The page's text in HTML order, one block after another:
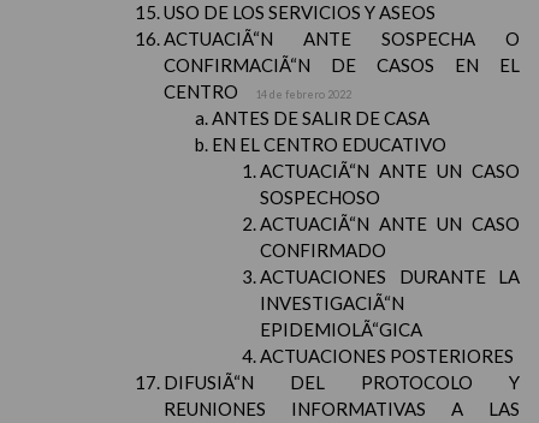
USO DE LOS SERVICIOS Y ASEOS
ACTUACIÃ“N ANTE SOSPECHA O
CONFIRMACIÃ“N DE CASOS EN EL
CENTRO
14 de febrero 2022
ANTES DE SALIR DE CASA
EN EL CENTRO EDUCATIVO
ACTUACIÃ“N ANTE UN CASO
SOSPECHOSO
ACTUACIÃ“N ANTE UN CASO
CONFIRMADO
ACTUACIONES DURANTE LA
INVESTIGACIÃ“N
EPIDEMIOLÃ“GICA
ACTUACIONES POSTERIORES
DIFUSIÃ“N DEL PROTOCOLO Y
REUNIONES INFORMATIVAS A LAS